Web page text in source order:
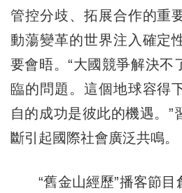
管控分歧、拓展合作的重
動蕩變革的世界注入確定
要會晤。“大國競爭解決不
臨的問題。這個地球容得
自的成功是彼此的機遇。”
斷引起國際社會廣泛共鳴。
“舊金山經歷”播客節目